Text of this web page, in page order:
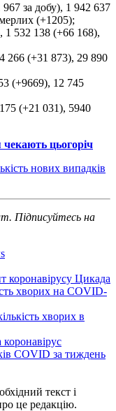
за добу), 1 942 637
(+1205);
1 532 138 (+66 168),
266 (+31 873), 29 890
(+9669), 12 745
(+21 031), 5940
цьогоріч
нових випадків
Підписуйтесь на
коронавірусу Цикада
хворих на COVID-
хворих в
коронавірус
COVID за тиждень
текст і
це редакцію.